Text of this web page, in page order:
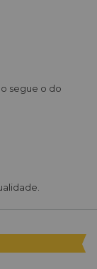
segue o do